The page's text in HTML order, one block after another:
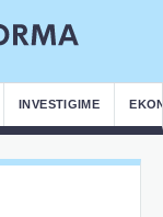
INVESTIGIME